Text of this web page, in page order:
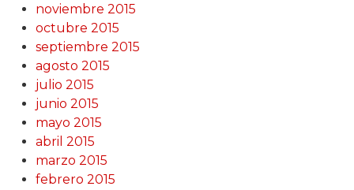
noviembre 2015
octubre 2015
septiembre 2015
agosto 2015
julio 2015
junio 2015
mayo 2015
abril 2015
marzo 2015
febrero 2015